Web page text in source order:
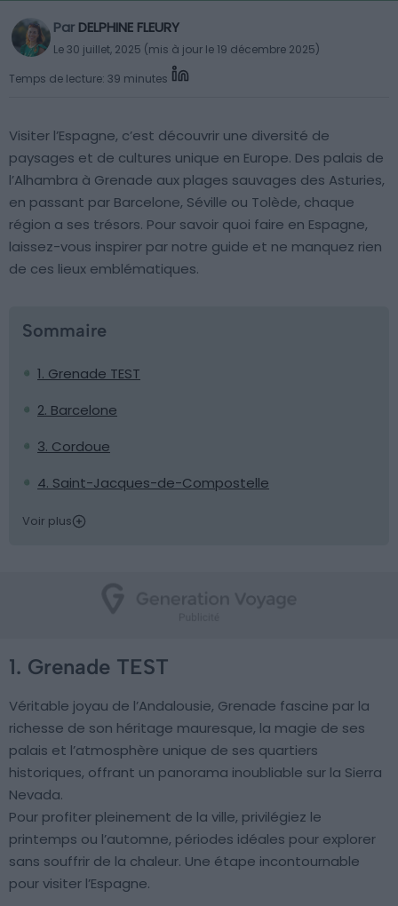
Par DELPHINE FLEURY
Le 30 juillet, 2025 (mis à jour le 19 décembre 2025)
Temps de lecture: 39 minutes
Visiter l’Espagne, c’est découvrir une diversité de
paysages et de cultures unique en Europe. Des palais de
l’Alhambra à Grenade aux plages sauvages des Asturies,
en passant par Barcelone, Séville ou Tolède, chaque
région a ses trésors. Pour savoir quoi faire en Espagne,
laissez-vous inspirer par notre guide et ne manquez rien
de ces lieux emblématiques.
Sommaire
1. Grenade TEST
2. Barcelone
3. Cordoue
4. Saint-Jacques-de-Compostelle
Voir plus
1. Grenade TEST
Véritable joyau de l’Andalousie, Grenade fascine par la
richesse de son héritage mauresque, la magie de ses
palais et l’atmosphère unique de ses quartiers
historiques, offrant un panorama inoubliable sur la Sierra
Nevada.
Pour profiter pleinement de la ville, privilégiez le
printemps ou l’automne, périodes idéales pour explorer
sans souffrir de la chaleur. Une étape incontournable
pour visiter l’Espagne.